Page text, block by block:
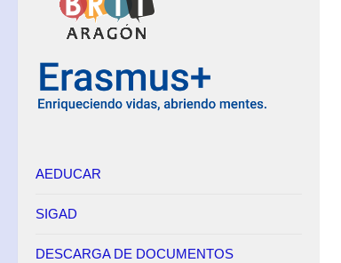
AEDUCAR
SIGAD
DESCARGA DE DOCUMENTOS